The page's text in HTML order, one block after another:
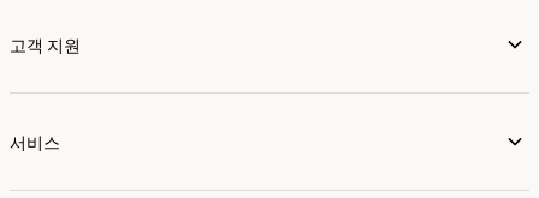
고객 지원
서비스